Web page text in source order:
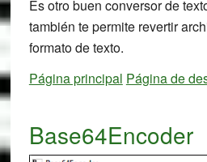
Es otro buen conversor de
también te permite revertir
formato de texto.
Página principal Página de
Base64Encoder